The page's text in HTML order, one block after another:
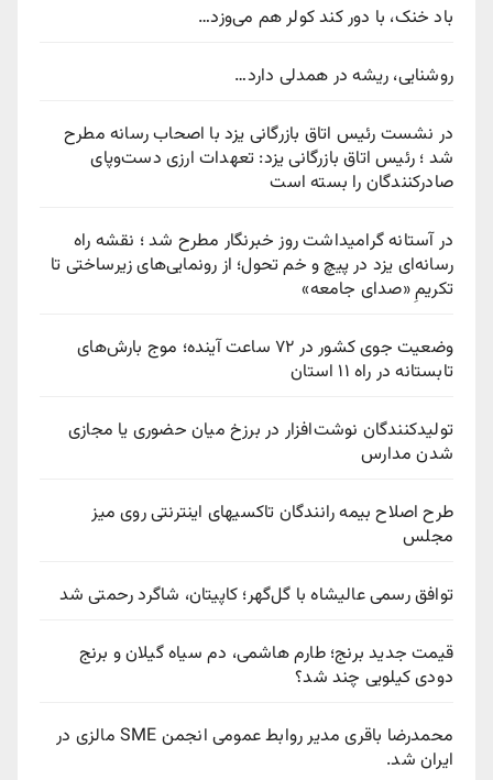
باد خنک، با دور کند کولر هم می‌وزد…
روشنایی، ریشه در همدلی دارد…
در نشست رئیس اتاق بازرگانی یزد با اصحاب رسانه مطرح
شد ؛ رئیس اتاق بازرگانی یزد: تعهدات ارزی دست‌وپای
صادرکنندگان را بسته است
در آستانه گرامیداشت روز خبرنگار مطرح شد ؛ نقشه راه
رسانه‌ای یزد در پیچ‌ و خم تحول؛ از رونمایی‌های زیرساختی تا
تکریمِ «صدای جامعه»
وضعیت جوی کشور در ۷۲ ساعت آینده؛ موج بارش‌های
تابستانه در راه ۱۱ استان
تولیدکنندگان نوشت‌افزار در برزخ میان حضوری یا مجازی
شدن مدارس
طرح اصلاح بیمه رانندگان تاکسیهای اینترنتی روی میز
مجلس
توافق رسمی عالیشاه با گل‌گهر؛ کاپیتان، شاگرد رحمتی شد
قیمت جدید برنج؛ طارم هاشمی، دم سیاه گیلان و برنج
دودی کیلویی چند شد؟
محمدرضا باقری مدیر روابط عمومی انجمن SME مالزی در
ایران شد.